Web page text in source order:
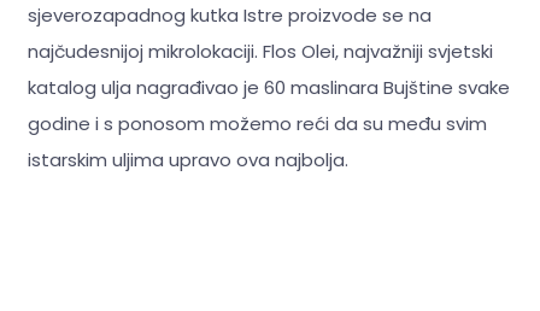
sjeverozapadnog kutka Istre proizvode se na
najčudesnijoj mikrolokaciji. Flos Olei, najvažniji svjetski
katalog ulja nagrađivao je 60 maslinara Bujštine svake
godine i s ponosom možemo reći da su među svim
istarskim uljima upravo ova najbolja.